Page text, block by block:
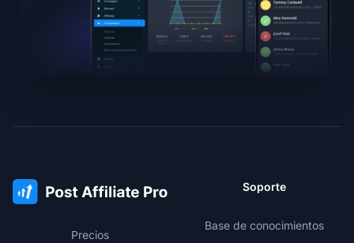
Precios
Soporte
Base de conocimientos